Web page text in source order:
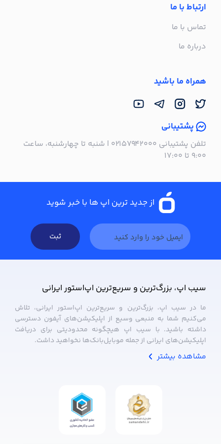
ارتباط با ما
تماس با ما
درباره ما
همراه ما باشید
پشتیبانی
تلفن پشتیبانی ۰۲۱۵۷۹۴۲۰۰۰ | شنبه تا چهارشنبه، ساعت
۹:۰۰ تا ۱۷:۰۰
از جدید ترین اپ ها با خبر شوید
ثبت
سیب ‌اپ، بزرگ‌ترین و سریع‌ترین اپ‌استور ایرانی
ما در سیب ‌اپ، بزرگ‌ترین و سریع‌ترین اپ‌استور ایرانی، تلاش
می‌کنیم شما به منبعی وسیع از اپلیکیشن‌های آیفون دسترسی
داشته باشید. با سیب ‌اپ هیچگونه محدودیتی برای دریافت
اپلیکیشن‌های ایرانی از جمله موبایل‌بانک‌ها نخواهید داشت.
مشاهده بیشتر